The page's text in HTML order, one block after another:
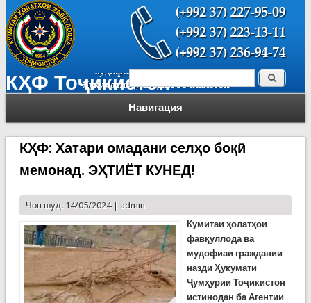
КҲФ Тоҷикистон
Навигация
Форма поиска Поиск
КҲФ: Хатари омадани селҳо боқӣ
мемонад. ЭҲТИЁТ КУНЕД!
Чоп шуд: 14/05/2024 | admin
Кумитаи ҳолатҳои
фавқуллода ва
мудофиаи граждании
назди Ҳукумати
Ҷумҳурии Тоҷикистон
истинодан ба Агентии